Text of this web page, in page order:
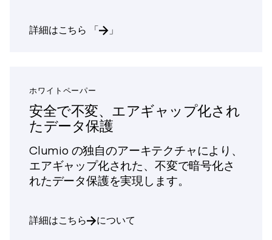
詳細はこちら 「EBSダイレクトAPI
を活用したAmazon EBSバックアッ
」
ホワイトペーパー
安全で不変、エアギャップ化され
たデータ保護
Clumio の独自のアーキテクチャにより、
エアギャップ化された、不変で暗号化さ
れたデータ保護を実現します。
詳細はこちら安全で不変、エアギャップ化されたデータ
について